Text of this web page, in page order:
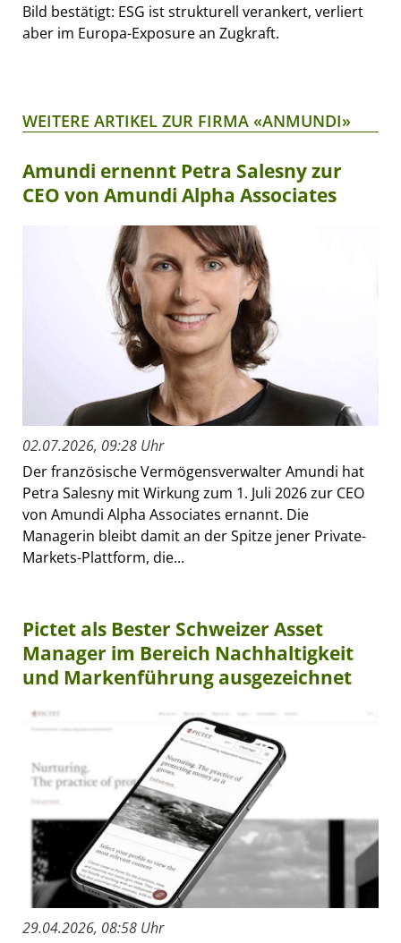
Bild bestätigt: ESG ist strukturell verankert, verliert
aber im Europa-Exposure an Zugkraft.
WEITERE ARTIKEL ZUR FIRMA «ANMUNDI»
Amundi ernennt Petra Salesny zur
CEO von Amundi Alpha Associates
02.07.2026, 09:28 Uhr
Der französische Vermögensverwalter Amundi hat
Petra Salesny mit Wirkung zum 1. Juli 2026 zur CEO
von Amundi Alpha Associates ernannt. Die
Managerin bleibt damit an der Spitze jener Private-
Markets-Plattform, die...
Pictet als Bester Schweizer Asset
Manager im Bereich Nachhaltigkeit
und Markenführung ausgezeichnet
29.04.2026, 08:58 Uhr